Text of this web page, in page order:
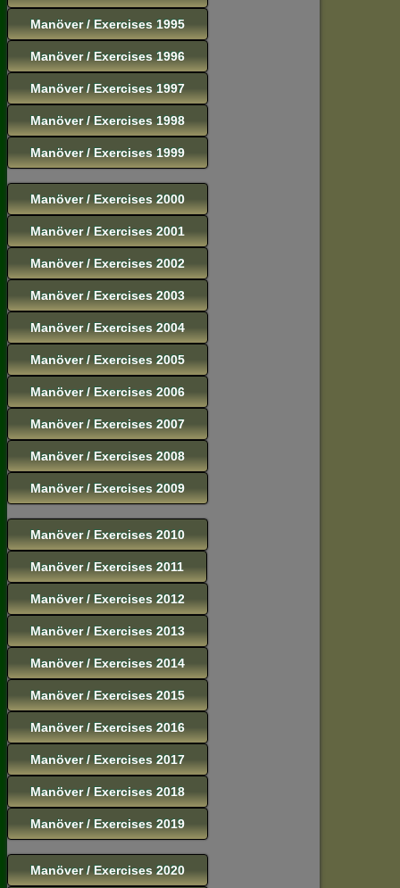
Manöver / Exercises 1995
Manöver / Exercises 1996
Manöver / Exercises 1997
Manöver / Exercises 1998
Manöver / Exercises 1999
Manöver / Exercises 2000
Manöver / Exercises 2001
Manöver / Exercises 2002
Manöver / Exercises 2003
Manöver / Exercises 2004
Manöver / Exercises 2005
Manöver / Exercises 2006
Manöver / Exercises 2007
Manöver / Exercises 2008
Manöver / Exercises 2009
Manöver / Exercises 2010
Manöver / Exercises 2011
Manöver / Exercises 2012
Manöver / Exercises 2013
Manöver / Exercises 2014
Manöver / Exercises 2015
Manöver / Exercises 2016
Manöver / Exercises 2017
Manöver / Exercises 2018
Manöver / Exercises 2019
Manöver / Exercises 2020